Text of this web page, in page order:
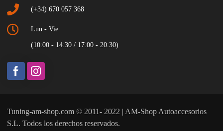
(+34) 670 057 368
Lun - Vie
(10:00 - 14:30 / 17:00 - 20:30)
Tuning-am-shop.com © 2011- 2022 | AM-Shop Autoaccesorios
S.L. Todos los derechos reservados.